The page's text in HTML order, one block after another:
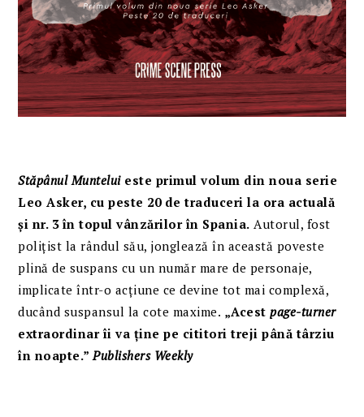
Stăpânul Munteluieste primul volum din noua serie
Leo Asker, cu peste 20 de traduceri la ora actuală
și nr. 3 în topul vânzărilor în Spania. Autorul, fost
polițist la rândul său, jonglează în această poveste
plină de suspans cu un număr mare de personaje,
implicate într-o acțiune ce devine tot mai complexă,
ducând suspansul la cote maxime. „Acestpage-turner
extraordinar îi va ține pe cititori treji până târziu
în noapte.”Publishers Weekly